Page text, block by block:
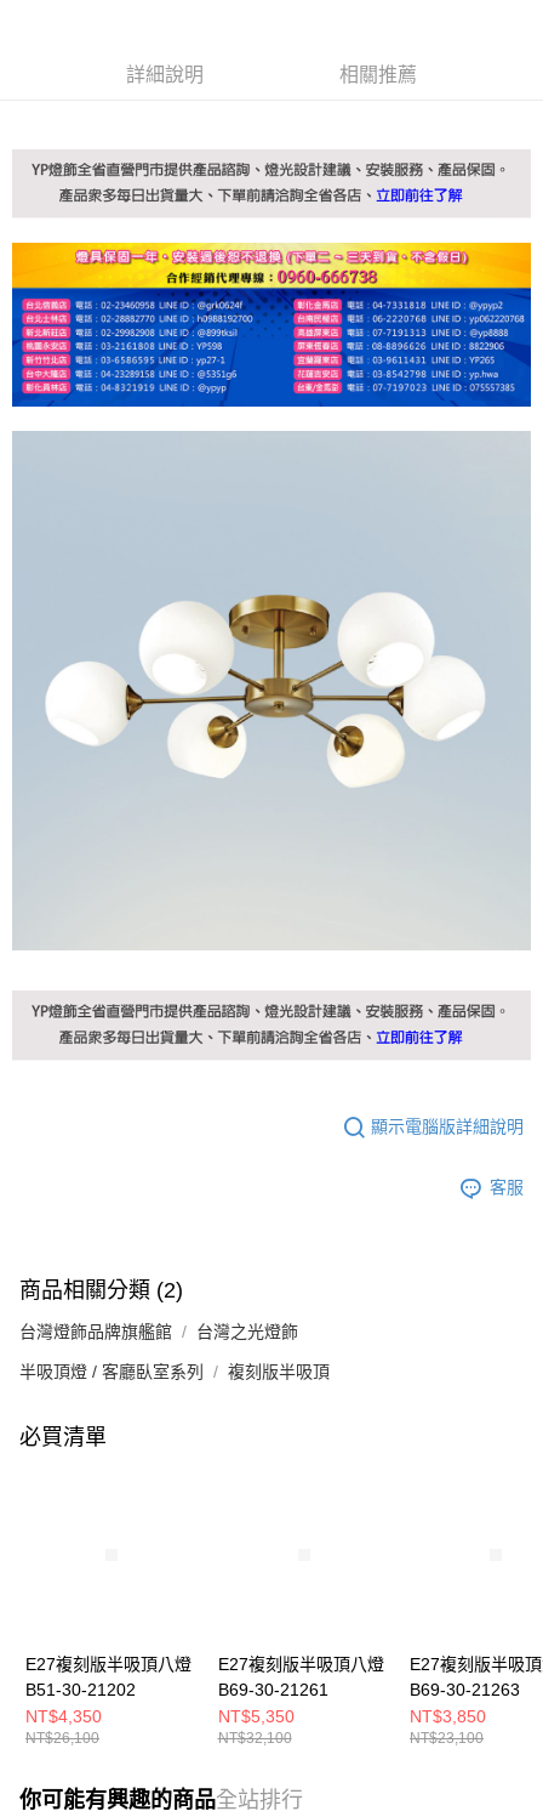
詳細說明 相關推薦
顯示電腦版詳細說明
客服
商品相關分類 (2)
台灣燈飾品牌旗艦館 台灣之光燈飾
半吸頂燈 / 客廳臥室系列 複刻版半吸頂
必買清單
E27複刻版半吸頂八燈
B51-30-21202
NT$4,350
NT$26,100
E27複刻版半吸頂八燈
B69-30-21261
NT$5,350
NT$32,100
E27複刻版半吸
B69-30-21263
NT$3,850
NT$23,100
你可能有興趣的商品全站排行